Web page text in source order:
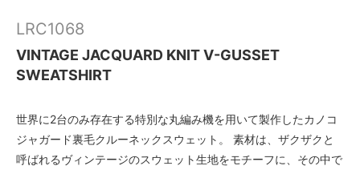
×
【R.ORANGE】
SOLD OUT
×
LRC1068
VINTAGE JACQUARD KNIT V-GUSSET
SWEATSHIRT
世界に2台のみ存在する特別な丸編み機を用いて製作したカノコ
ジャガード裏毛クルーネックスウェット。 素材は、ザクザクと
呼ばれるヴィンテージのスウェット生地をモチーフに、その中で